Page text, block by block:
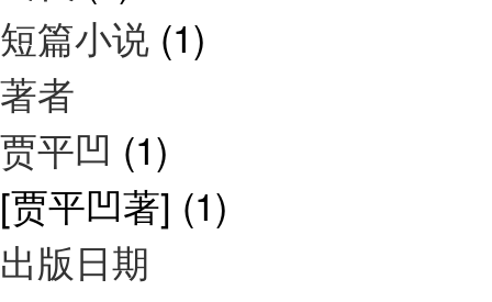
短篇小说 (1)
著者
贾平凹 (1)
[贾平凹著] (1)
出版日期